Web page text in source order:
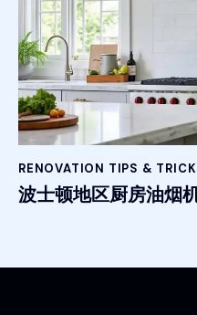
RENOVATION TIPS &
波士顿地区厨房油烟